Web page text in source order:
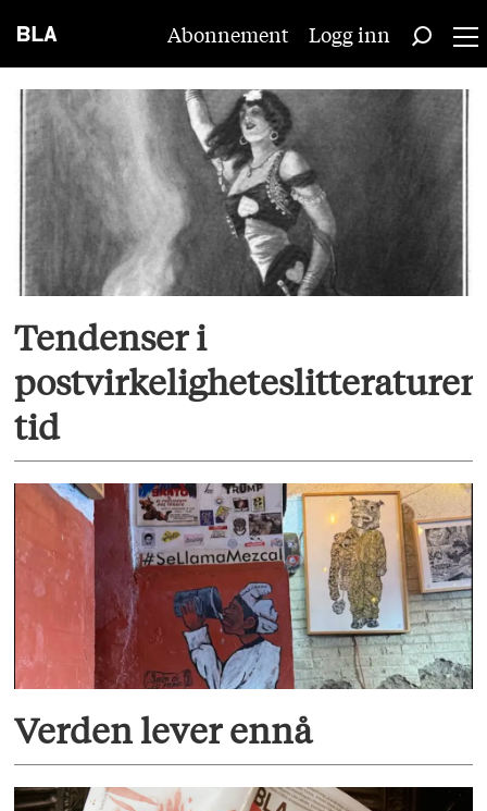
Abonnement Logg inn
Tag:
bla
1-
26
Tendenser i
tid
Verden lever ennå